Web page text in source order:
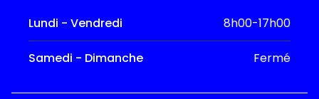
Lundi - Vendredi 8h00-17h00
Samedi - Dimanche Fermé